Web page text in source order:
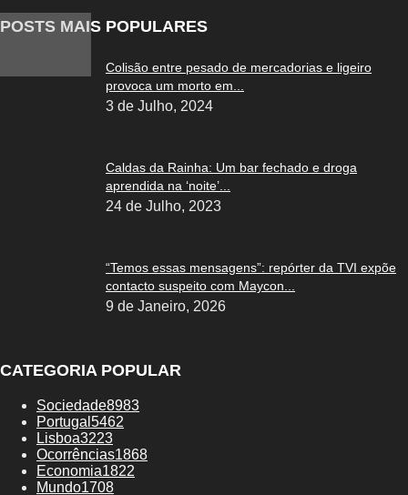
POSTS MAIS POPULARES
Colisão entre pesado de mercadorias e ligeiro
provoca um morto em...
3 de Julho, 2024
Caldas da Rainha: Um bar fechado e droga
aprendida na ‘noite’...
24 de Julho, 2023
“Temos essas mensagens”: repórter da TVI expõe
contacto suspeito com Maycon...
9 de Janeiro, 2026
CATEGORIA POPULAR
Sociedade8983
Portugal 5462
Lisboa3223
Ocorrências1868
Economia1822
Mundo1708